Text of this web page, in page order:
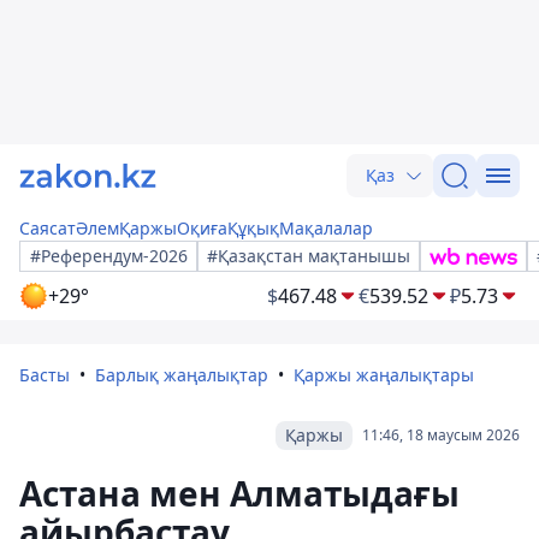
Қаз
СаясатӘлемҚаржыОқиғаҚұқықМақалалар
#Референдум-2026
#Қазақстан мақтанышы
+29° $467.48 €539.52 ₽5.73
Басты Барлық жаңалықтар Қаржы жаңалықтары
11:46, 18 маусым 2026
Қаржы
Астана мен Алматыдағы